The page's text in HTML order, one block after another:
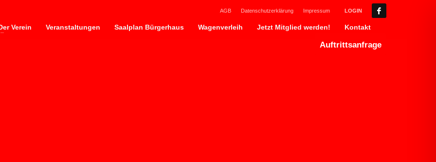
AGB Datenschutzerklärung Impressum LOGIN
Verein Veranstaltungen Saalplan Bürgerhaus Wagenverleih Jetzt Mitglied werden! Kontakt
Auftrittsanfrage